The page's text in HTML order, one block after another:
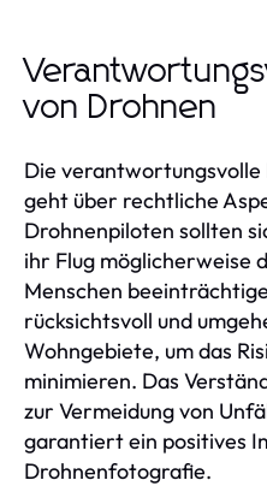
von Drohnen
Die verantwortungsvolle
geht über rechtliche
Drohnenpiloten sollten
ihr Flug möglicherweise
Menschen
rücksichtsvoll und
Wohngebiete, um das
minimieren. Das
zur Vermeidung von
garantiert ein positives
Drohnenfotografie.